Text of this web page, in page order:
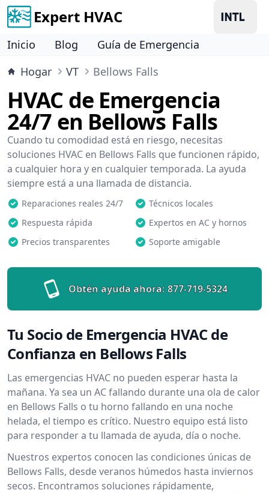
Expert HVAC
Inicio Blog
Guía de Emergencia
Hogar
VT Bellows Falls
HVAC de Emergencia
24/7 en Bellows Falls
Cuando tu comodidad está en riesgo, necesitas
soluciones HVAC en Bellows Falls que funcionen rápido,
a cualquier hora y en cualquier temporada. La ayuda
siempre está a una llamada de distancia.
Reparaciones reales 24/7
Técnicos locales
Respuesta rápida
Expertos en AC y hornos
Precios transparentes
Soporte amigable
Obtén ayuda ahora: 877-719-5324
Tu Socio de Emergencia HVAC de
Confianza en Bellows Falls
Las emergencias HVAC no pueden esperar hasta la
mañana. Ya sea un AC fallando durante una ola de calor
en Bellows Falls o tu horno fallando en una noche
helada, el tiempo es crítico. Nuestro equipo está listo
para responder a tu llamada de ayuda, día o noche.
Nuestros expertos conocen las condiciones únicas de
Bellows Falls, desde veranos húmedos hasta inviernos
secos. Encontramos soluciones rápidamente,